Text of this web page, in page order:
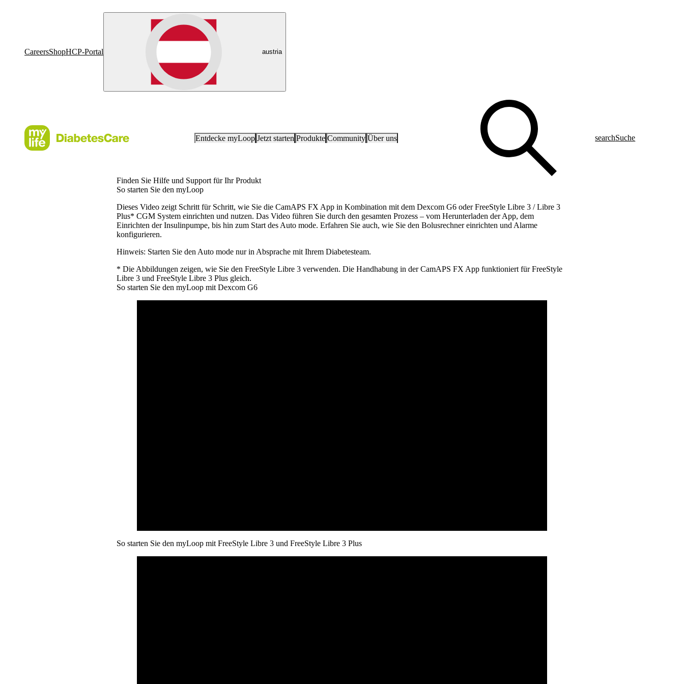
CareersShopHCP-Portal austria
Entdecke myLoop Jetzt starten Produkte Community Über uns searchSuche
Finden Sie Hilfe und Support für Ihr Produkt
So starten Sie den myLoop
Dieses Video zeigt Schritt für Schritt, wie Sie die CamAPS FX App in Kombination mit dem Dexcom G6 oder FreeStyle Libre 3 / Libre 3
Plus* CGM System einrichten und nutzen. Das Video führen Sie durch den gesamten Prozess – vom Herunterladen der App, dem
Einrichten der Insulinpumpe, bis hin zum Start des Auto mode. Erfahren Sie auch, wie Sie den Bolusrechner einrichten und Alarme
konfigurieren.
Hinweis: Starten Sie den Auto mode nur in Absprache mit Ihrem Diabetesteam.
* Die Abbildungen zeigen, wie Sie den FreeStyle Libre 3 verwenden. Die Handhabung in der CamAPS FX App funktioniert für FreeStyle
Libre 3 und FreeStyle Libre 3 Plus gleich.
So starten Sie den myLoop mit Dexcom G6
So starten Sie den myLoop mit FreeStyle Libre 3 und FreeStyle Libre 3 Plus